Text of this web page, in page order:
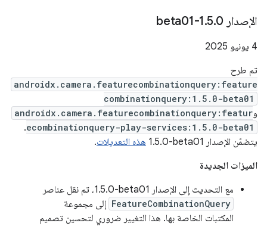
‫الإصدار 1 .5.0-beta01
‫4 يونيو 2025
تم طرح
androidx.camera.featurecombinationquery:feature
combinationquery:1.5.0-beta01
وandroidx.camera.featurecombinationquery:featur
ecombinationquery-play-services:1.5.0-beta01
.
يتضمّن الإصدار ‎1.5.0-beta01
هذه التعديلات.
الميزات الجديدة
مع التحديث إلى الإصدار ‎1.5.0-beta01، تم نقل عناصر
FeatureCombinationQuery إلى مجموعة
المكتبات الخاصة بها. هذا التغيير ضروري لتحسين تصميم